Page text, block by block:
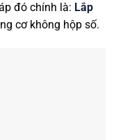
đó chính là: Lắp
cơ không hộp số.